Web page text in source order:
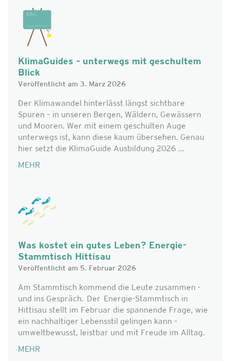
KlimaGuides – unterwegs mit geschultem
Blick
Veröffentlicht am 3. März 2026
Der Klimawandel hinterlässt längst sichtbare
Spuren – in unseren Bergen, Wäldern, Gewässern
und Mooren. Wer mit einem geschulten Auge
unterwegs ist, kann diese kaum übersehen. Genau
hier setzt die KlimaGuide Ausbildung 2026 ...
MEHR
Was kostet ein gutes Leben? Energie-
Stammtisch Hittisau
Veröffentlicht am 5. Februar 2026
Am Stammtisch kommend die Leute zusammen -
und ins Gespräch. Der Energie-Stammtisch in
Hittisau stellt im Februar die spannende Frage, wie
ein nachhaltiger Lebensstil gelingen kann –
umweltbewusst, leistbar und mit Freude im Alltag.
MEHR